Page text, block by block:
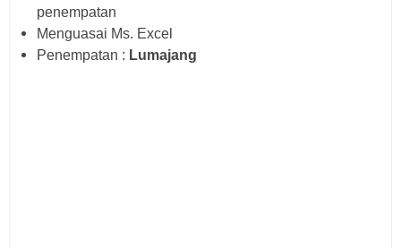
penempatan
Menguasai Ms. Excel
Penempatan : Lumajang